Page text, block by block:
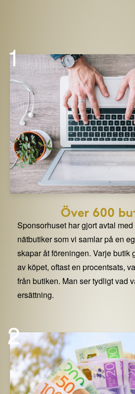
1
Över 600
Sponsorhuset har gjort avtal
nätbutiker som vi samlar på en
skapar åt föreningen. Varje butik
av köpet, oftast en procentsats,
från butiken. Man ser tydligt vad
ersättning.
2